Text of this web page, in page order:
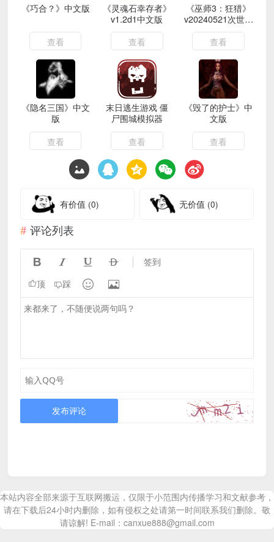
《巧合？》中文版
查看
《灵魂石幸存者》
v1.2d1中文版
查看
《巫师3：狂猎》
v20240521次世代
版
查看
《隐名三国》中文
版
查看
末日逃生游戏 僵
尸围城模拟器
查看
《毁了的护士》中
文版
查看
有价值 (0) 无价值 (0)
评论列表
    签到
顶 踩  
发布评论
本站内容全部来源于互联网搬运，仅限于小范围内传播学习和文献参考，
请在下载后24小时内删除，如有侵权之处请第一时间联系我们删除。敬
请谅解! E-mail：canxue888@gmail.com